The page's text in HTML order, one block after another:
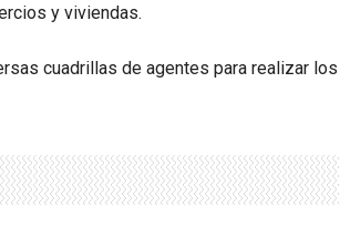
y viviendas.
cuadrillas de agentes para realizar los